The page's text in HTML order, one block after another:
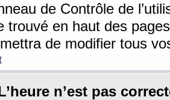
de Contrôle de
trouvé en haut des
de modifier tous
n’est pas